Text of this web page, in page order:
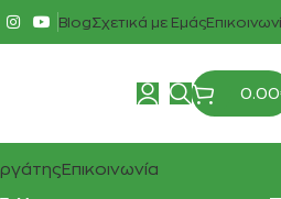
BlogΣχετικά με Εμάς
0.00
Επικοινωνία